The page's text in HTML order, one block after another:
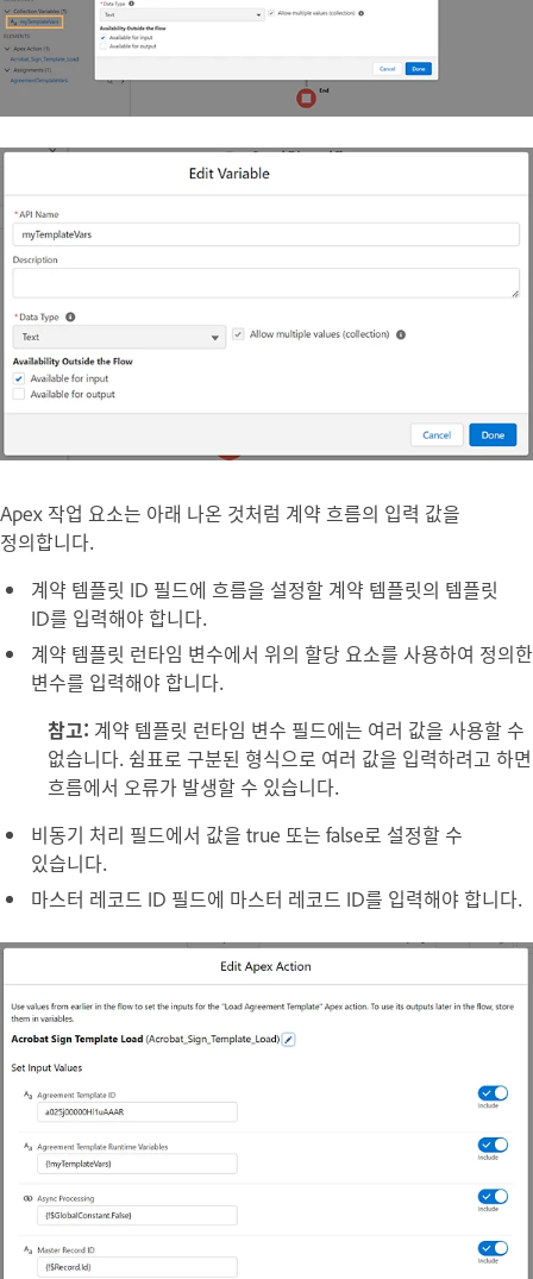
Apex 작업 요소는 아래 나온 것처럼 계약 흐름의 입력 값을
정의합니다.
계약 템플릿 ID 필드에 흐름을 설정할 계약 템플릿의 템플릿
ID를 입력해야 합니다.
계약 템플릿 런타임 변수에서 위의 할당 요소를 사용하여 정의한
변수를 입력해야 합니다.
참고: 계약 템플릿 런타임 변수 필드에는 여러 값을 사용할 수
없습니다. 쉼표로 구분된 형식으로 여러 값을 입력하려고 하면
흐름에서 오류가 발생할 수 있습니다.
비동기 처리 필드에서 값을 true 또는 false로 설정할 수
있습니다.
마스터 레코드 ID 필드에 마스터 레코드 ID를 입력해야 합니다.